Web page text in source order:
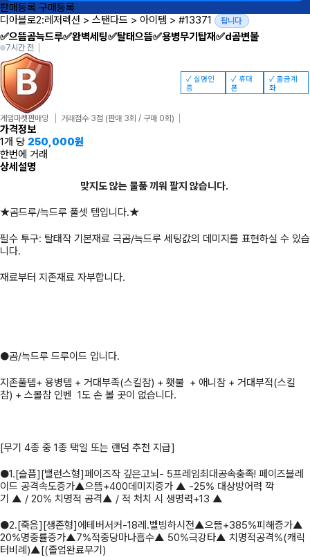
판매등록 구매등록
디아블로2:레저렉션 > 스탠다드 > 아이템 > #13371 팝니다
✅으뜸곰늑드루✅완벽세팅✅탈태으뜸✅용병무기탑재✅d곰변불
7시간 전
게임마켓판매잉 거래점수 3점 (판매 3회 / 구매 0회)
✓ 실명인
증
✓ 휴대
폰
✓ 출금계
좌
가격정보
1개 당 250,000원
한번에 거래
상세설명
맞지도 않는 물품 끼워 팔지 않습니다.
★곰드루/늑드루 풀셋 템입니다.★
필수 투구: 탈태작 기본재료 극곰/늑드루 세팅값의 데미지를 표현하실 수 있습
니다.
재료부터 지존재료 자부합니다.
●곰/늑드루 드루이드 입니다.
지존풀템+ 용병템 + 거대부족(스킬참) + 횃불 + 애니참 + 거대부적(스킬
참) + 스몰참 인벤 1도 손 볼 곳이 없습니다.
[무기 4종 중 1종 택일 또는 랜덤 추천 지급]
●1.[슬픔][밸런스형]페이즈작 깊은고뇌- 5프레임최대공속충족! 페이즈블레
이드 공격속도증가▲으뜸+400데미지증가 ▲ -25% 대상방어력 깍
기 ▲ / 20% 치명적 공격▲ / 적 처치 시 생명력+13 ▲
●2.[죽음][생존형]에테버서커-18레.벨빙하시전▲으뜸+385%피해증가▲
20%명중률증가▲7%적중당마나흡수▲ 50%극강타▲ 치명적공격%(캐릭
터비례)▲[(졸업완료무기)